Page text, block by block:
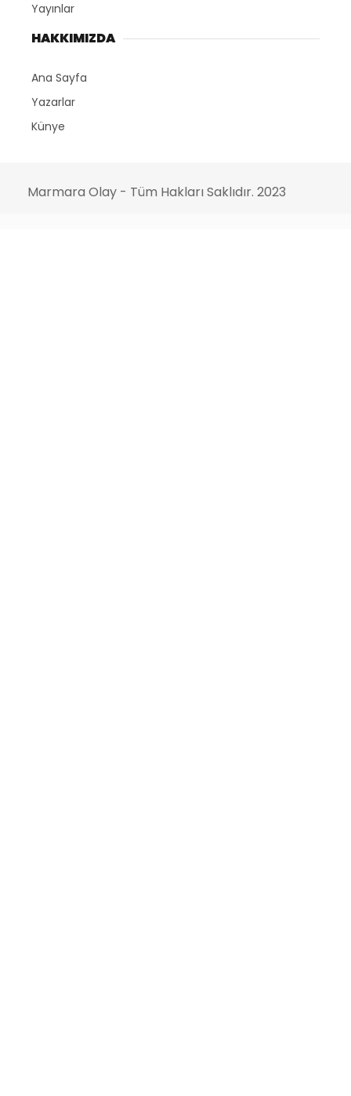
Yayınlar
HAKKIMIZDA
Ana Sayfa
Yazarlar
Künye
Marmara Olay - Tüm Hakları Saklıdır. 2023